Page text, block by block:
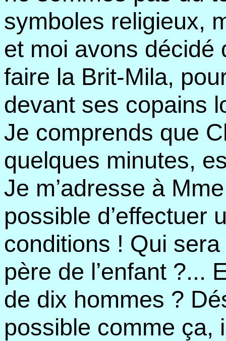
symboles religieux,
et moi avons décidé
faire la Brit-Mila,
devant ses copains
Je comprends que
quelques minutes,
Je m’adresse à
possible d’effectuer
conditions ! Qui
père de l’enfant ?...
de dix hommes ?
possible comme